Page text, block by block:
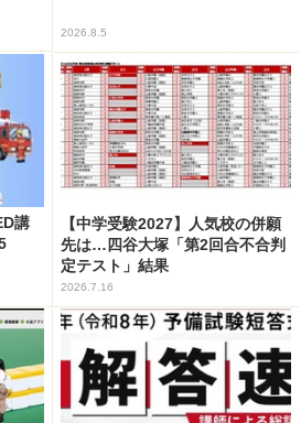
2026.8.5
講
【中学受験2027】人気校の併願
先は…四谷大塚「第2回合不合判
定テスト」結果
2026.7.16